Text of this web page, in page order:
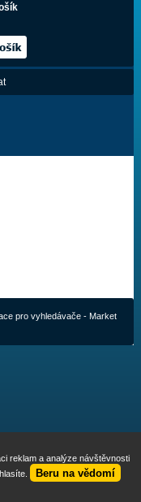
pro vyhledávače- Market
reklam a analýze návštěvnosti
Beru na vědomí